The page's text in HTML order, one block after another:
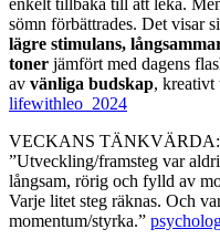
sömn förbättrades. Det visar
lägre stimulans,
toner jämfört med dagens
av vänliga budskap, kreativt
lifewithleo_2024
VECKANS TÄNKVÄRDA:
”Utveckling/framsteg var
långsam, rörig och fylld av
Varje litet steg räknas. Och
momentum/styrka.”